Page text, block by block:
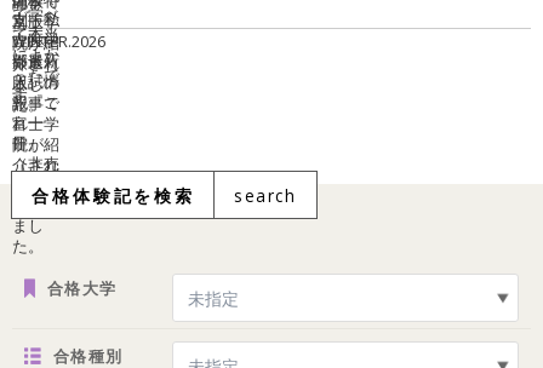
合格体験記を検索 search
合格大学
合格種別